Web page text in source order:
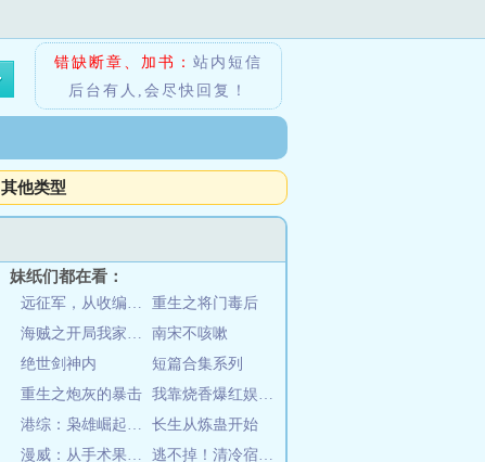
错缺断章、加书： 站内短信
后台有人,会尽快回复！
其他类型
妹纸们都在看：
远征军，从收编溃兵开始称霸南洋
重生之将门毒后
海贼之开局我家没了
南宋不咳嗽
绝世剑神内
短篇合集系列
重生之炮灰的暴击
我靠烧香爆红娱乐圈
港综：枭雄崛起，从铜锣湾开始
长生从炼蛊开始
漫威：从手术果实开始无敌
逃不掉！清冷宿主又被病娇强制爱